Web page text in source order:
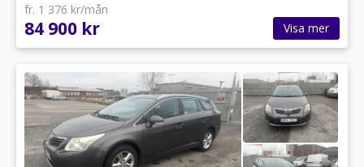
fr. 1 376 kr/mån
84 900 kr Visa mer